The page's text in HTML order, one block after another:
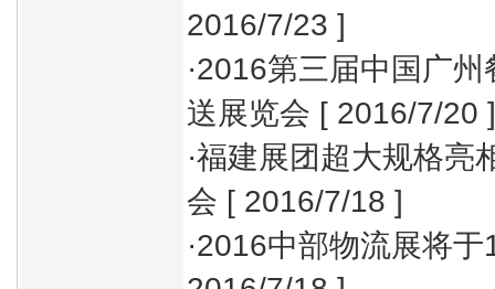
2016/7/23 ]
·2016第三届中国广
送展览会 [ 2016/7/20 ]
·福建展团超大规格亮
会 [ 2016/7/18 ]
·2016中部物流展将